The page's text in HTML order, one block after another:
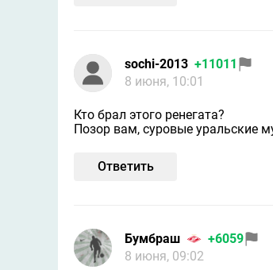
sochi-2013 +11011
8 июня, 10:01
Кто брал этого ренегата?
Позор вам, суровые уральские
Ответить
Бумбраш
+6059
8 июня, 09:02